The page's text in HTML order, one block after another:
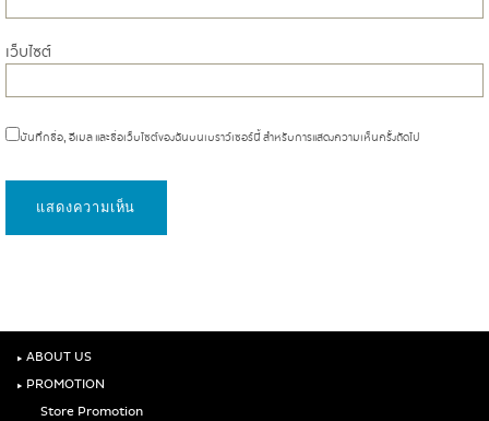
เว็บไซต์
บันทึกชื่อ, อีเมล และชื่อเว็บไซต์ของฉันบนเบราว์เซอร์นี้ สำหรับการแสดงความเห็นครั้งถัดไป
‣ ABOUT US
‣ PROMOTION
Store Promotion